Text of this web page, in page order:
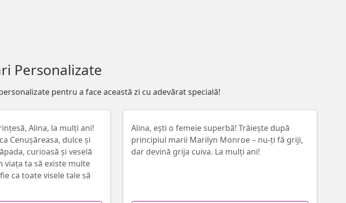
Personalizate
pentru a face această zi cu adevărat specială!
Alina, la mulți ani!
Cenușăreasa, dulce și
curioasă și veselă
viața ta să existe multe
ca toate visele tale să
Alina, eşti o femeie superbă! Trăiește după
principiul marii Marilyn Monroe – nu-ți fă griji,
dar devină grija cuiva. La mulţi ani!